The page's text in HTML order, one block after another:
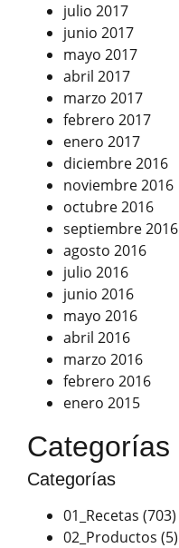
julio 2017
junio 2017
mayo 2017
abril 2017
marzo 2017
febrero 2017
enero 2017
diciembre 2016
noviembre 2016
octubre 2016
septiembre 2016
agosto 2016
julio 2016
junio 2016
mayo 2016
abril 2016
marzo 2016
febrero 2016
enero 2015
Categorías
Categorías
01_Recetas (703)
02_Productos (5)